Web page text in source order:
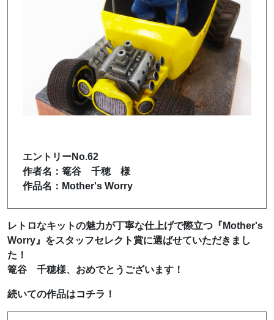
エントリーNo.62
作者名：篭谷 千穂 様
作品名：Mother's Worry
レトロなキットの魅力が丁寧な仕上げで際立つ『Mother's
Worry』をスタッフセレクト賞に選ばせていただきまし
た！
篭谷 千穂様、おめでとうございます！
続いての作品はコチラ！